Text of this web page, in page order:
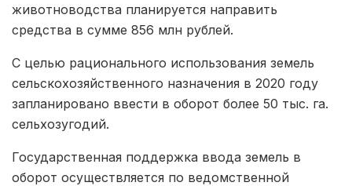
животноводства планируется направить
средства в сумме 856 млн рублей.
С целью рационального использования земель
сельскохозяйственного назначения в 2020 году
запланировано ввести в оборот более 50 тыс. га.
сельхозугодий.
Государственная поддержка ввода земель в
оборот осуществляется по ведомственной